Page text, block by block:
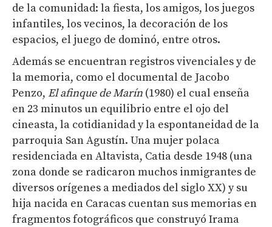
de la comunidad: la fiesta, los amigos, los juegos
infantiles, los vecinos, la decoración de los
espacios, el juego de dominó, entre otros.
Además se encuentran registros vivenciales y de
la memoria, como el documental de Jacobo
Penzo, El afinque de Marín (1980) el cual enseña
en 23 minutos un equilibrio entre el ojo del
cineasta, la cotidianidad y la espontaneidad de la
parroquia San Agustín. Una mujer polaca
residenciada en Altavista, Catia desde 1948 (una
zona donde se radicaron muchos inmigrantes de
diversos orígenes a mediados del siglo XX) y su
hija nacida en Caracas cuentan sus memorias en
fragmentos fotográficos que construyó Irama